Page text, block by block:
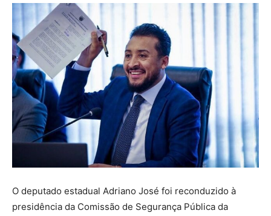
O deputado estadual Adriano José foi reconduzido à
presidência da Comissão de Segurança Pública da